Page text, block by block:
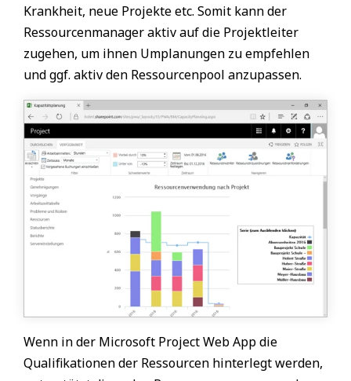
Krankheit, neue Projekte etc. Somit kann der
Ressourcenmanager aktiv auf die Projektleiter
zugehen, um ihnen Umplanungen zu empfehlen
und ggf. aktiv den Ressourcenpool anzupassen.
Wenn in der Microsoft Project Web App die
Qualifikationen der Ressourcen hinterlegt werden,